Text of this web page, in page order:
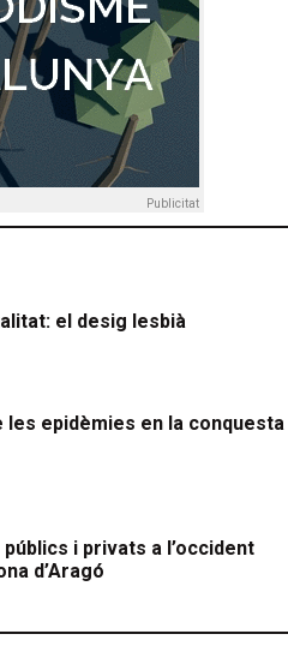
Publicitat
el desig lesbià
les epidèmies en la conquesta
i privats a l’occident
d’Aragó